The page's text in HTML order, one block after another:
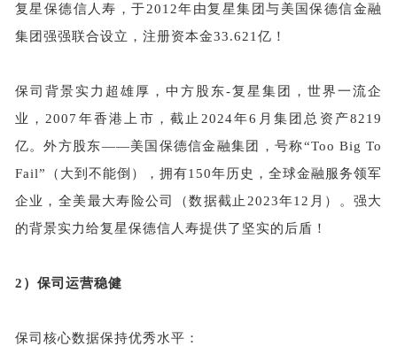
复星保德信人寿，于2012年由复星集团与美国保德信金融
集团强强联合设立，注册资本金33.621亿！
保司背景实力超雄厚，中方股东-复星集团，世界一流企
业，2007年香港上市，截止2024年6月集团总资产8219
亿。外方股东——美国保德信金融集团
，号称“Too Big To
Fail”（大到不能倒），拥有150年历史，全球金融服务领军
企业，全美最大寿险公司（数据截止2023年12月）。强大
的背景实力给复星保德信人寿提供了坚实的后盾！
2） 保司运营稳健
保司核心数据保持优秀水平：